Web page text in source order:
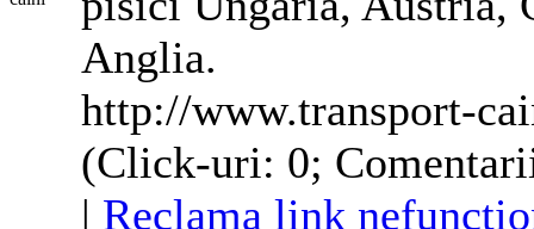
Anglia.
http://www.transport-
(Click-uri: 0;
| Reclama link